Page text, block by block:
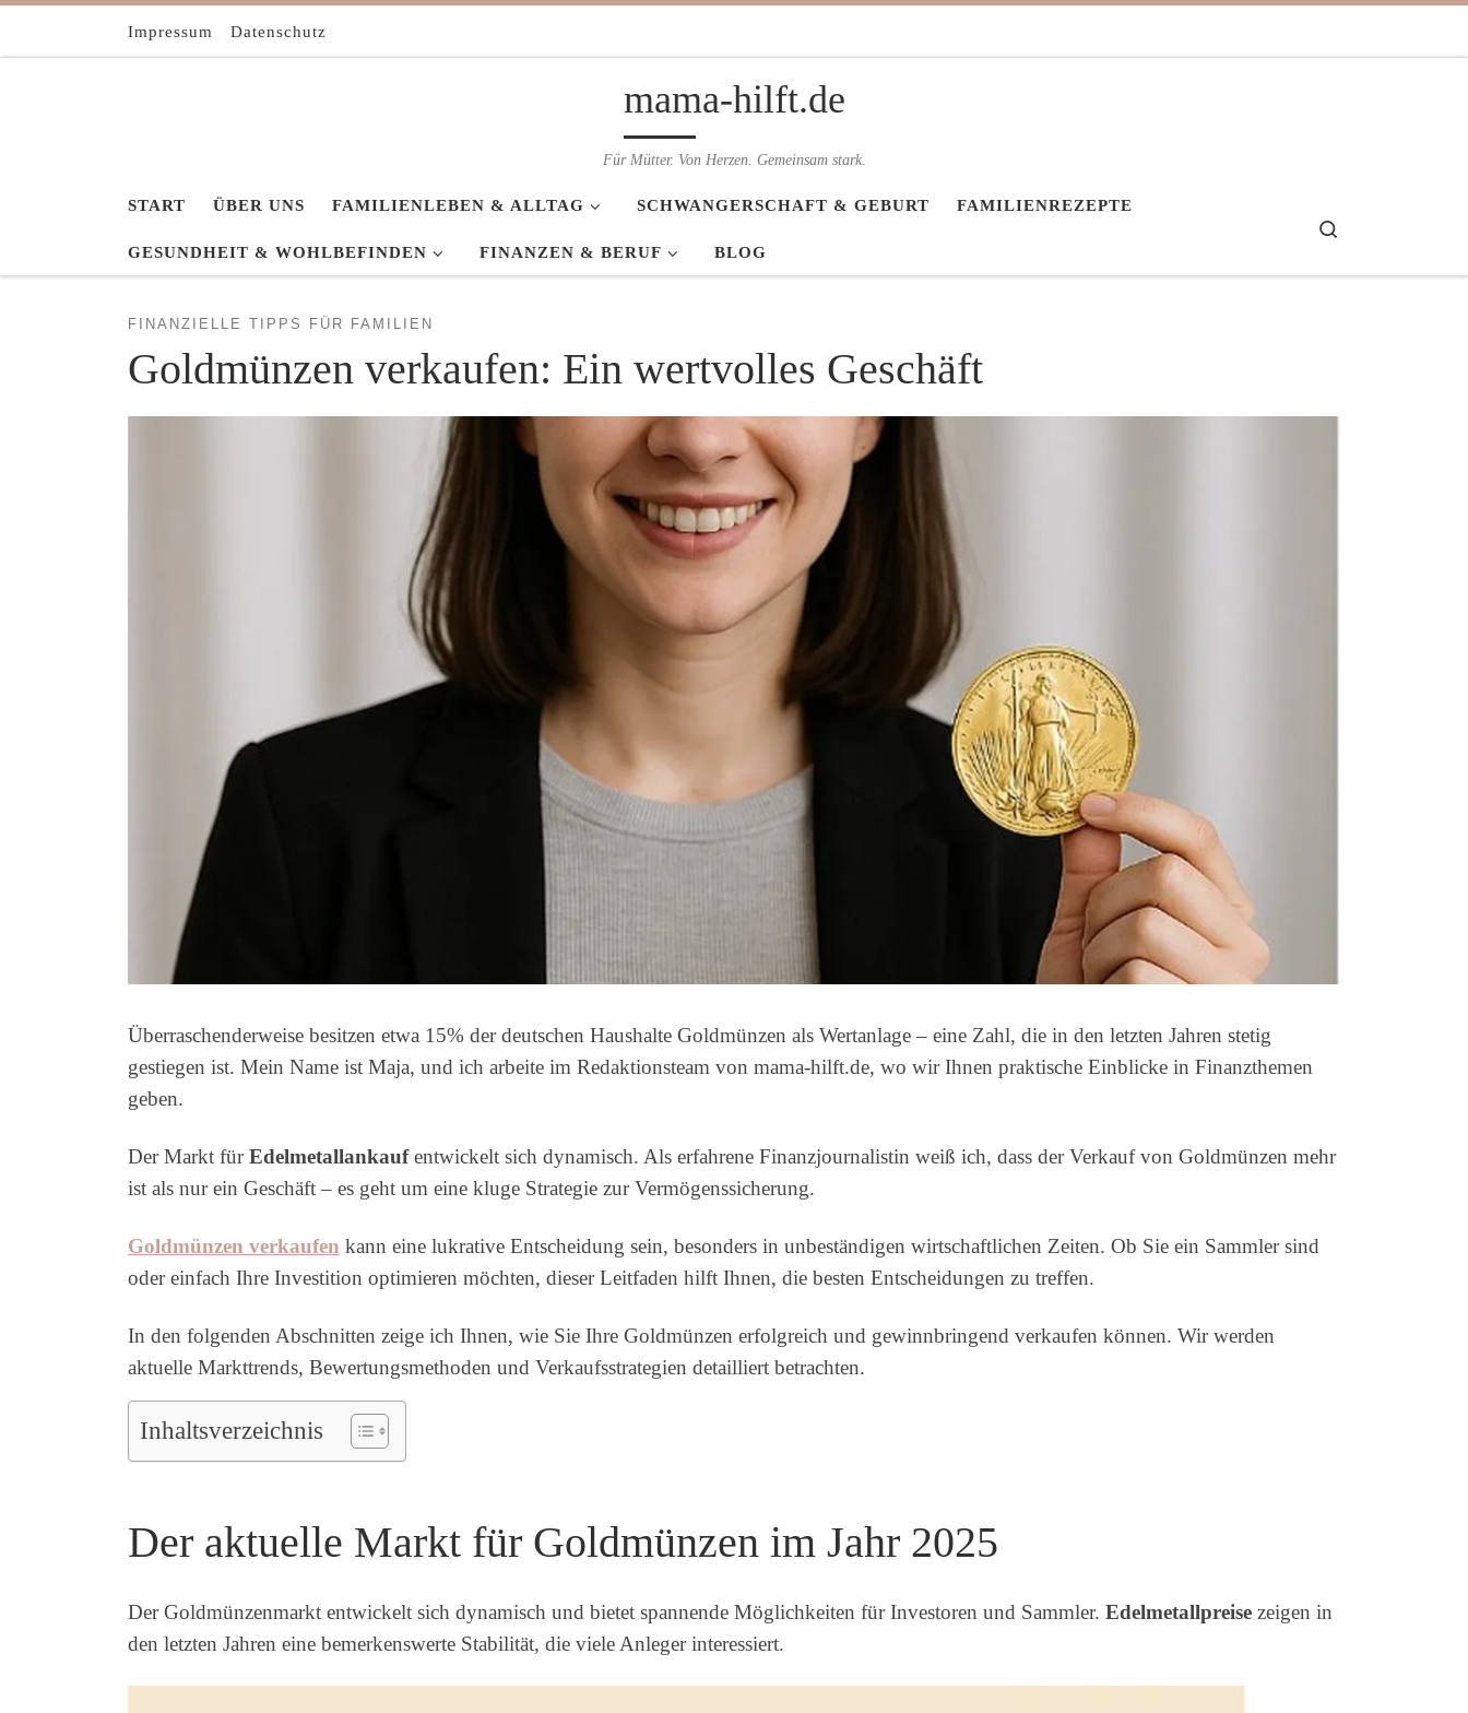
Zum Inhalt springen
Impressum Datenschutz
mama-hilft.de
Für Mütter. Von Herzen. Gemeinsam stark.
START ÜBER UNS FAMILIENLEBEN & ALLTAG SCHWANGERSCHAFT & GEBURT FAMILIENREZEPTE
GESUNDHEIT & WOHLBEFINDEN FINANZEN & BERUF BLOG
FINANZIELLE TIPPS FÜR FAMILIEN
Goldmünzen verkaufen: Ein wertvolles Geschäft
Überraschenderweise besitzen etwa 15% der deutschen Haushalte Goldmünzen als Wertanlage – eine Zahl, die in den letzten Jahren stetig
gestiegen ist. Mein Name ist Maja, und ich arbeite im Redaktionsteam von mama-hilft.de, wo wir Ihnen praktische Einblicke in Finanzthemen
geben.
Der Markt fürEdelmetallankaufentwickelt sich dynamisch. Als erfahrene Finanzjournalistin weiß ich, dass der Verkauf von Goldmünzen mehr
ist als nur ein Geschäft – es geht um eine kluge Strategie zur Vermögenssicherung.
Goldmünzen verkaufen kann eine lukrative Entscheidung sein, besonders in unbeständigen wirtschaftlichen Zeiten. Ob Sie ein Sammler sind
oder einfach Ihre Investition optimieren möchten, dieser Leitfaden hilft Ihnen, die besten Entscheidungen zu treffen.
In den folgenden Abschnitten zeige ich Ihnen, wie Sie Ihre Goldmünzen erfolgreich und gewinnbringend verkaufen können. Wir werden
aktuelle Markttrends, Bewertungsmethoden und Verkaufsstrategien detailliert betrachten.
Inhaltsverzeichnis
Der aktuelle Markt für Goldmünzen im Jahr 2025
Der Goldmünzenmarkt entwickelt sich dynamisch und bietet spannende Möglichkeiten für Investoren und Sammler. Edelmetallpreise zeigen in
den letzten Jahren eine bemerkenswerte Stabilität, die viele Anleger interessiert.